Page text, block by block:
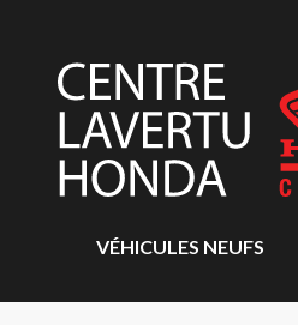
VÉHICULES NEUFS